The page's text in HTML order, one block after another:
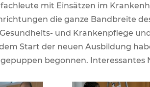
mit Einsätzen im
die ganze Bandbreite
und Krankenpflege
Start der neuen Ausbildung
begonnen. Interessantes